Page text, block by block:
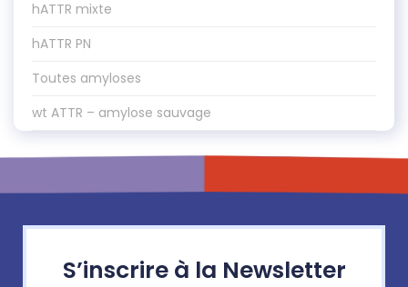
hATTR mixte
hATTR PN
Toutes amyloses
wt ATTR – amylose sauvage
S’inscrire à la Newsletter